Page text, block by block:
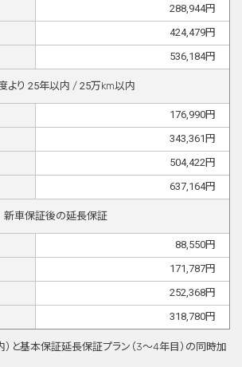
288,944円
424,479円
536,184円
より 25年以内 / 25万km以内
176,990円
343,361 円
504,422円
637,164円
新車保証後の延長保証
88,550円
171,787円
252,368円
318,780円
）と基本保証延⻑保証プラン（3〜4年目）の同時加